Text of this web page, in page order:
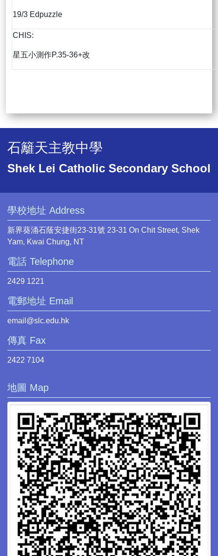
19/3 Edpuzzle
CHIS:
星五小測作P.35-36+改
石籬天主教中學
Shek Lei Catholic Secondary School
學校地址 Address
新界葵涌石蔭安捷街23-31號 23-31 On Chit Street, Shek
Yam, Kwai Chung, NT
電話 Telephone
2429 1221
電郵地址 Email
email@slc.edu.hk
傳真 Fax
2422 7104
地圖 Map